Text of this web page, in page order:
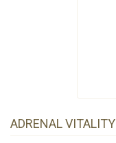
ADRENAL VITALITY